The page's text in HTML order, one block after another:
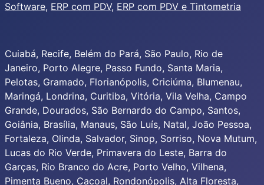
Software, ERP com PDV, ERP com PDV e Tintometria
Cuiabá, Recife, Belém do Pará, São Paulo, Rio de
Janeiro, Porto Alegre, Passo Fundo, Santa Maria,
Pelotas, Gramado, Florianópolis, Criciúma, Blumenau,
Maringá, Londrina, Curitiba, Vitória, Vila Velha, Campo
Grande, Dourados, São Bernardo do Campo, Santos,
Goiânia, Brasília, Manaus, São Luís, Natal, João Pessoa,
Fortaleza, Olinda, Salvador, Sinop, Sorriso, Nova Mutum,
Lucas do Rio Verde, Primavera do Leste, Barra do
Garças, Rio Branco do Acre, Porto Velho, Vilhena,
Pimenta Bueno, Cacoal, Rondonópolis, Alta Floresta,